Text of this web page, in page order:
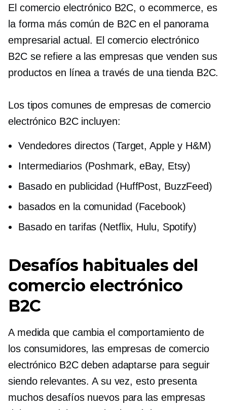
El comercio electrónico B2C, o ecommerce, es
la forma más común de B2C en el panorama
empresarial actual. El comercio electrónico
B2C se refiere a las empresas que venden sus
productos en línea a través de una tienda B2C.
Los tipos comunes de empresas de comercio
electrónico B2C incluyen:
Vendedores directos (Target, Apple y H&M)
Intermediarios (Poshmark, eBay, Etsy)
Basado en publicidad (HuffPost, BuzzFeed)
basados ​​en la comunidad (Facebook)
Basado en tarifas (Netflix, Hulu, Spotify)
Desafíos habituales del
comercio electrónico
B2C
A medida que cambia el comportamiento de
los consumidores, las empresas de comercio
electrónico B2C deben adaptarse para seguir
siendo relevantes. A su vez, esto presenta
muchos desafíos nuevos para las empresas